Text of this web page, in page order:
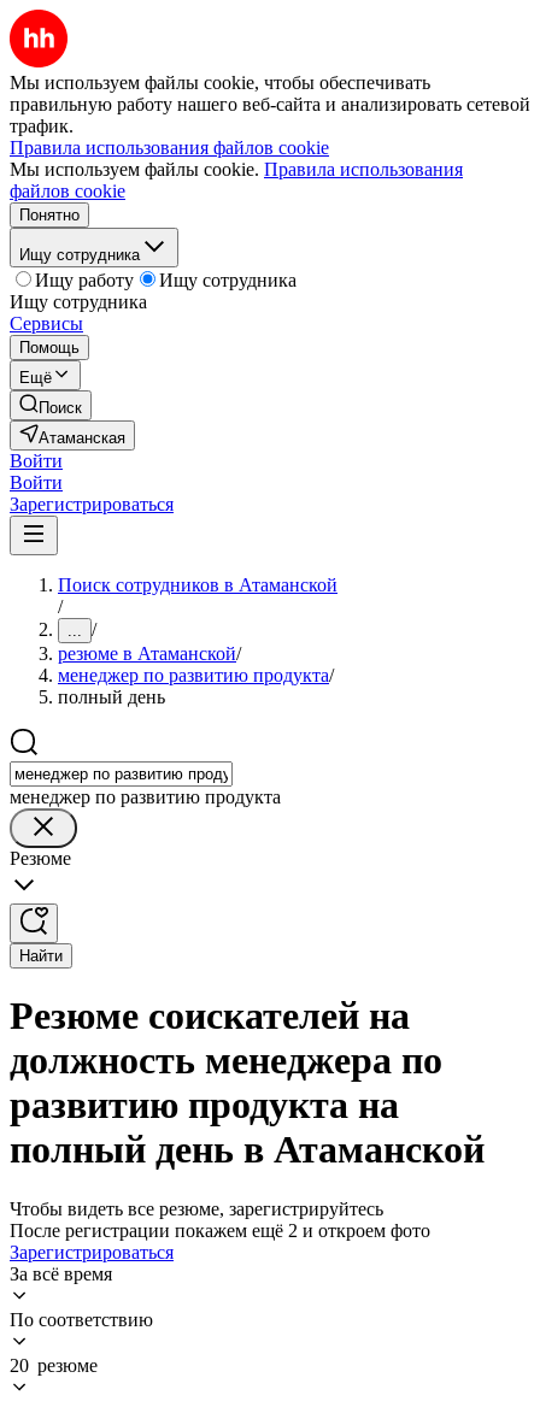
Мы используем файлы cookie, чтобы обеспечивать
правильную работу нашего веб-сайта и анализировать сетевой
трафик.
Правила использования файлов cookie
Мы используем файлы cookie. Правила использования
файлов cookie
Понятно
Ищу сотрудника
Ищу работу
Ищу сотрудника
Ищу сотрудника
Сервисы
Помощь
Ещё
Поиск
Атаманская
Войти
Войти
Зарегистрироваться
Поиск сотрудников в Атаманской
/
... /
резюме в Атаманской/
менеджер по развитию продукта/
полный день
менеджер по развитию продукта
Резюме
Найти
Резюме соискателей на
должность менеджера по
развитию продукта на
полный день в Атаманской
Чтобы видеть все резюме, зарегистрируйтесь
После регистрации покажем ещё 2 и откроем фото
Зарегистрироваться
За всё время
По соответствию
20 резюме